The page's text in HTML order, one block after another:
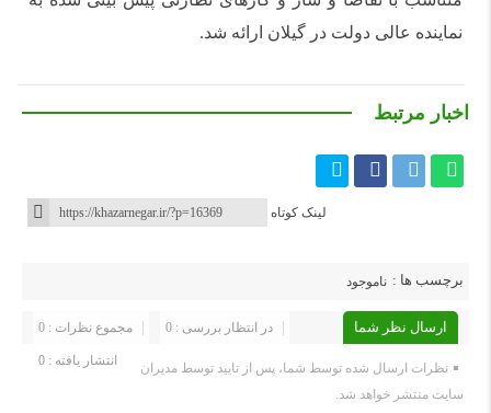
نماینده عالی دولت در گیلان ارائه شد.
اخبار مرتبط
لینک کوتاه
برچسب ها : ناموجود
ارسال نظر شما مجموع نظرات : 0 در انتظار بررسی : 0
انتشار یافته : 0
نظرات ارسال شده توسط شما، پس از تایید توسط مدیران
سایت منتشر خواهد شد.